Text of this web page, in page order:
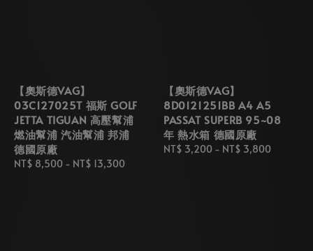
【奧斯德VAG】
03C127025T 福斯 GOLF
JETTA TIGUAN 高壓幫浦
燃油幫浦 汽油幫浦 邦浦
德國原廠
Regular
NT$ 8,500 - NT$ 13,300
【奧斯德VAG】
8D0121251BB A4 A5
PASSAT SUPERB 95~08
年 熱水箱 德國原廠
Regular
NT$ 3,200 - NT$ 3,800